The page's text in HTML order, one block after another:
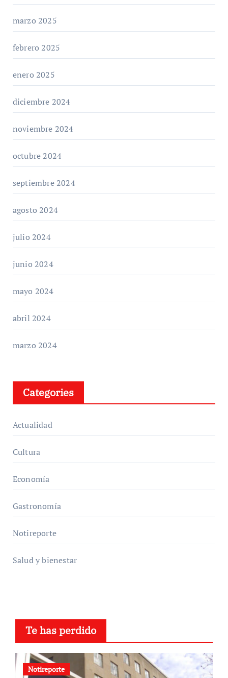
marzo 2025
febrero 2025
enero 2025
diciembre 2024
noviembre 2024
octubre 2024
septiembre 2024
agosto 2024
julio 2024
junio 2024
mayo 2024
abril 2024
marzo 2024
Categories
Actualidad
Cultura
Economía
Gastronomía
Notireporte
Salud y bienestar
Te has perdido
Notireporte